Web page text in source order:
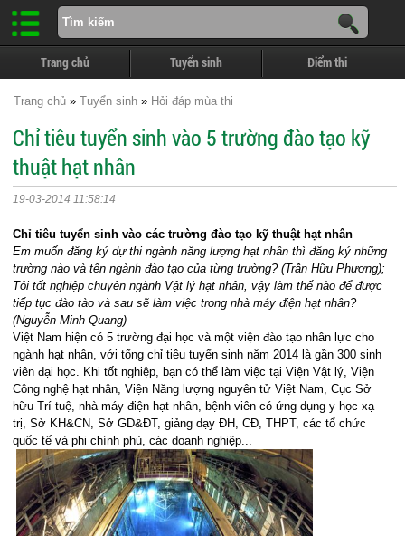
Trang chủ Tuyển sinh Điểm thi
Trang chủ » Tuyển sinh » Hỏi đáp mùa thi
Chỉ tiêu tuyển sinh vào 5 trường đào tạo kỹ
thuật hạt nhân
19-03-2014 11:58:14
Chỉ tiêu tuyển sinh vào các trường đào tạo kỹ thuật hạt nhân
Em muốn đăng ký dự thi ngành năng lượng hạt nhân thì đăng ký những
trường nào và tên ngành đào tạo của từng trường? (Trần Hữu Phương);
Tôi tốt nghiệp chuyên ngành Vật lý hạt nhân, vậy làm thế nào để được
tiếp tục đào tào và sau sẽ làm việc trong nhà máy điện hạt nhân?
(Nguyễn Minh Quang)
Việt Nam hiện có 5 trường đại học và một viện đào tạo nhân lực cho
ngành hạt nhân, với tổng chỉ tiêu tuyển sinh năm 2014 là gần 300 sinh
viên đại học. Khi tốt nghiệp, bạn có thể làm việc tạiViện Vật lý, Viện
Công nghệ hạt nhân,Viện Năng lượng nguyên tử Việt Nam, Cục Sở
hữu Trí tuệ,nhà máy điện hạt nhân, bệnh viên có ứng dụng y học xạ
trị,Sở KH&CN, Sở GD&ĐT,giảng dạy ĐH, CĐ, THPT, các tổ chức
quốc tế và phi chính phủ, các doanh nghiệp...